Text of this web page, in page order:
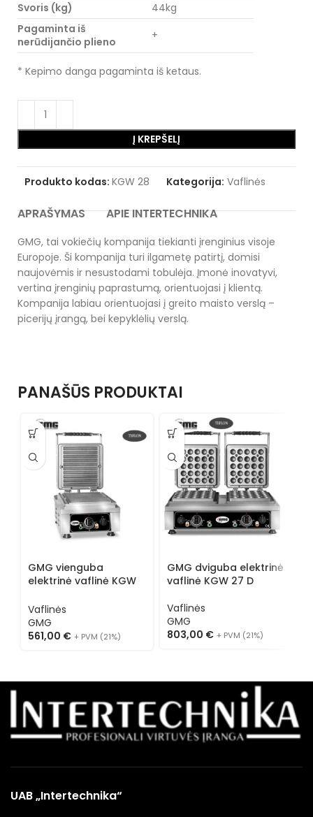
Svoris (kg)
44kg
Pagaminta iš
nerūdijančio plieno
+
* Kepimo danga pagaminta iš ketaus.
Į KREPŠELĮ
Produkto kodas: KGW 28 Kategorija: Vaflinės
APRAŠYMAS APIE INTERTECHNIKA
GMG, tai vokiečių kompanija tiekianti įrenginius visoje
Europoje. Ši kompanija turi ilgametę patirtį, domisi
naujovėmis ir nesustodami tobulėja. Įmonė inovatyvi,
vertina įrenginių paprastumą, orientuojasi į klientą.
Kompanija labiau orientuojasi į greito maisto verslą –
picerijų įrangą, bei kepyklėlių verslą.
PANAŠŪS PRODUKTAI
GMG vienguba
elektrinė vaflinė KGW
Vaflinės
GMG
561,00 € + PVM (21%)
GMG dviguba elektrinė
vaflinė KGW 27 D
Vaflinės
GMG
803,00 € + PVM (21%)
UAB „Intertechnika“